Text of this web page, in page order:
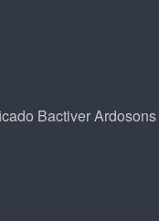
BactiverArdosons